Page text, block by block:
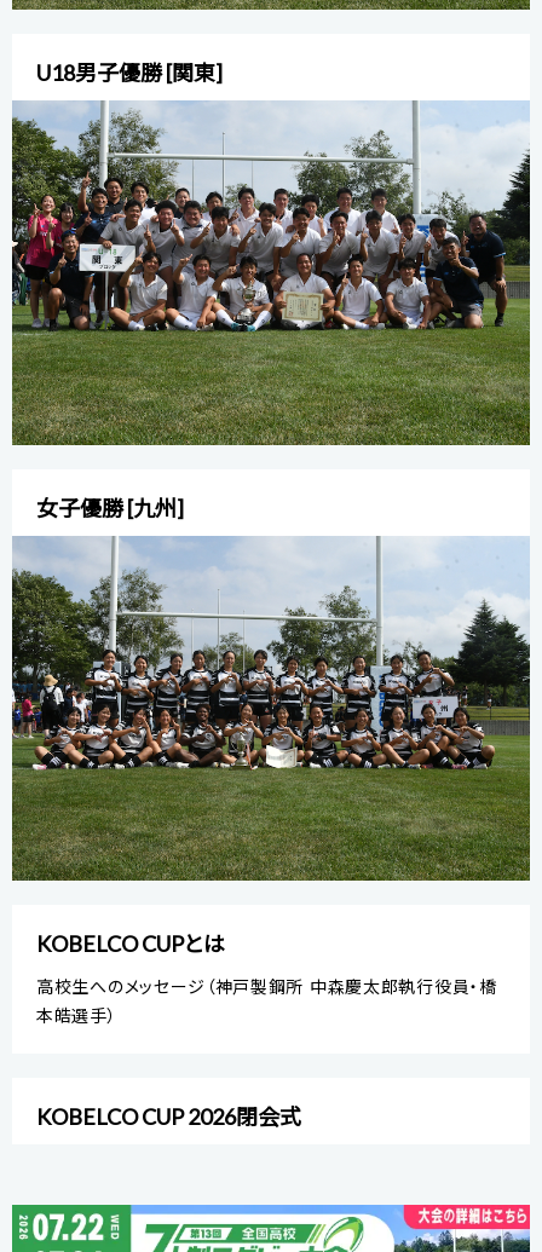
U18男子優勝 [関東]
女子優勝 [九州]
KOBELCO CUPとは
高校生へのメッセージ（神戸製鋼所 中森慶太郎執行役員・橋
本皓選手）
KOBELCO CUP 2026閉会式